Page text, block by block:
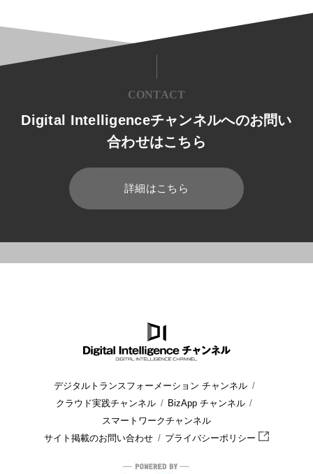
CONTACT
Digital Intelligenceチャンネルへのお問い
合わせはこちら
詳細はこちら
デジタルトランスフォーメーション チャンネル
クラウド実践チャンネル
BizApp チャンネル
スマートワークチャンネル
サイト掲載のお問い合わせ
プライバシーポリシー